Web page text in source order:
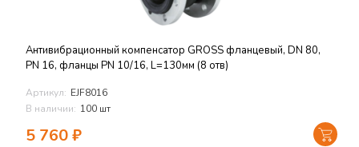
Антивибрационный компенсатор GROSS фланцевый, DN 80,
PN 16, фланцы PN 10/16, L=130мм (8 отв)
Артикул: EJF8016
В наличии: 100 шт
5 760₽